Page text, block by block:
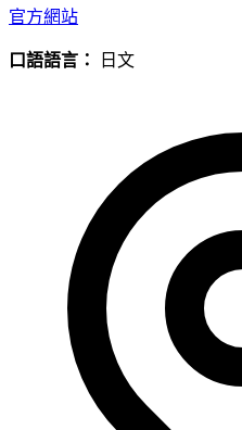
官方網站
口語語言： 日文